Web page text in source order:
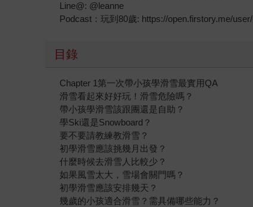
Line@: @leanne
Podcast：玩到80歲: https://open.firstory.me/user/
目錄
Chapter 1第一次帶小孩學滑雪最實用QA
滑雪看起來好好玩！滑雪危險嗎？
帶小孩學滑雪該跟團還是自助？
學Ski還是Snowboard？
要不要請教練教滑雪？
初學滑雪應該挑幾月出發？
什麼時候去滑雪人比較少？
如果風雪太大，雪場會關門嗎？
初學滑雪應該安排幾天？
幾歲的小孩適合滑雪？需具備哪些能力？